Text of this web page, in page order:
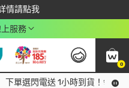
情請點我
回饋$350
服務
0
下單選閃電送 1小時到貨！領神